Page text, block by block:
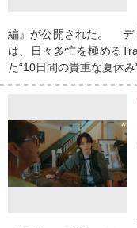
編』が公開された。 デ
は、日々多忙を極める
た“10日間の貴重な夏休み